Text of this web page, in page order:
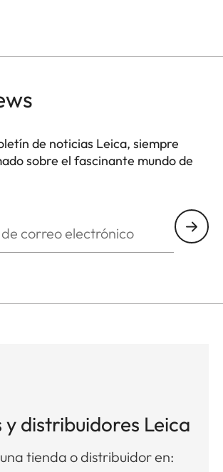
de noticias Leica, siempre
sobre el fascinante mundo de
y distribuidores Leica
tienda o distribuidor en: